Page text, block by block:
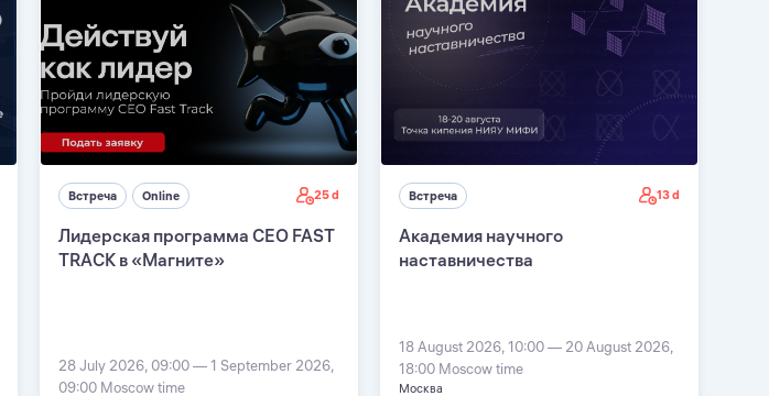
Встреча Online 25 d
Лидерская программа CEO FAST
TRACK в «Магните»
28 July 2026, 09:00 — 1 September 2026,
09:00 Moscow time
Встреча 13 d
Академия научного
наставничества
18 August 2026, 10:00 — 20 August 2026,
18:00 Moscow time
Москва